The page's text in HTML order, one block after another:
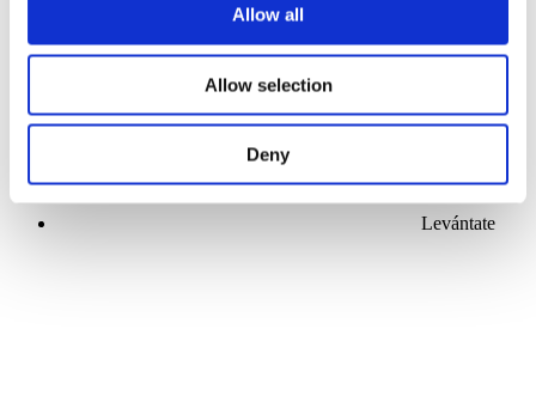
Allow all
Allow selection
Deny
Levántate